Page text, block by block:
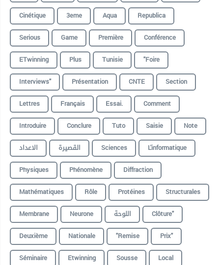
Cinétique
3eme Aqua
Republica
Serious
Game Première
Conférence
ETwinning
Plus Tunisie
"foire
Interviews"
Présentation CNTE
Section
Lettres
Français Essai.
Comment
Introduire
Conclure Tuto Saisie
Note
الاعداد
القصيرة Sciences
L'informatique
Physiques
Phénomène
Diffraction
Mathématiques
Rôle Protéines
Structurales
Membrane
Neurone اللوحة
Clôture"
Deuxième
Nationale "remise
Prix"
Séminaire
Etwinning Sousse Local